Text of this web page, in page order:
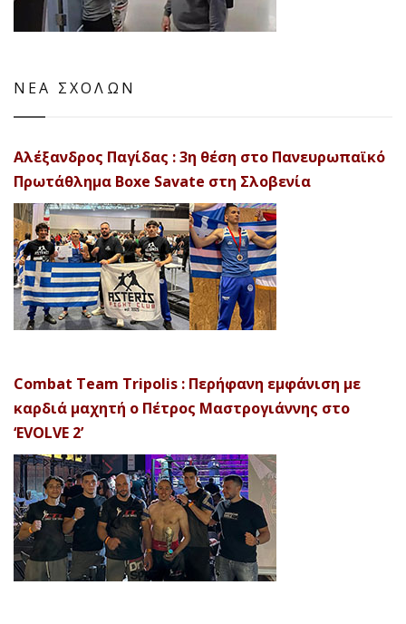
ΝΕΑ ΣΧΟΛΩΝ
Αλέξανδρος Παγίδας : 3η θέση στο Πανευρωπαϊκό
Πρωτάθλημα Boxe Savate στη Σλοβενία
Combat Team Tripolis : Περήφανη εμφάνιση με
καρδιά μαχητή ο Πέτρος Μαστρογιάννης στο
‘EVOLVE 2’